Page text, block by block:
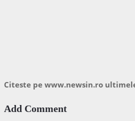
Citeste pe www.newsin.ro
Add Comment